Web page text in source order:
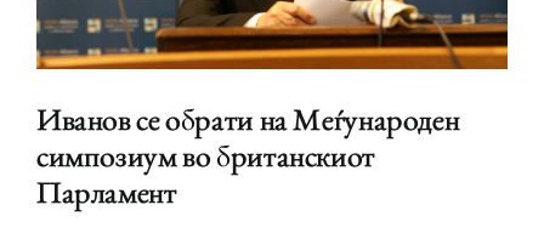
Иванов се обрати на Меѓународен
симпозиум во британскиот
Парламент